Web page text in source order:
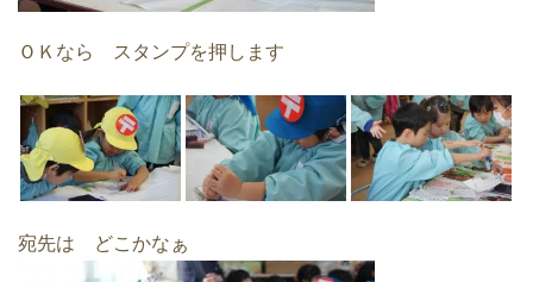
ＯＫなら スタンプを押します
宛先は どこかなぁ